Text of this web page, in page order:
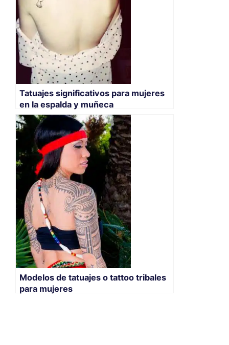
Tatuajes significativos para mujeres
en la espalda y muñeca
Modelos de tatuajes o tattoo tribales
para mujeres